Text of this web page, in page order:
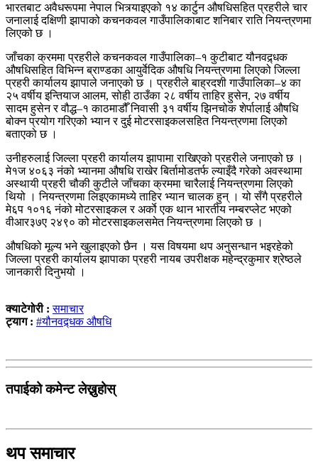
भारतबाट अवैधरूपमा नेपाल भित्र्याइएको १४ कार्टुन औषधिसहित प्रहरीले चार
जनालाई दक्षिणी झापाको कचनकवल गाउँपालिकाबाट शनिबार राति नियन्त्रणमा
लिएको छ ।
जाँचका क्रममा प्रहरीले कचनकवल गाउँपालिका–१ कुटीबाट यौनवद्र्धक
औषधिसहित विभिन्न ब्राण्डका आयुर्वेदिक औषधि नियन्त्रणमा लिएको जिल्ला
प्रहरी कार्यालय झापाले जनाएको छ । प्रहरीले बाह्रदशी गाउँपालिका–४ का
२५ वर्षीय इन्तियाज आलम, सोही ठाउँका २८ वर्षीय ताहिर हुसेन, २७ वर्षीय
सादम हुसेन र वौद्ध–१ काठमाडौँ निवासी ३१ वर्षीय झिनचोक शेर्पालाई औषधि
बोक्न प्रयोग गरिएको भ्यान र दुई मोटरसाइकलसहित नियन्त्रणमा लिएको
बताएको छ ।
उनीहरुलाई जिल्ला प्रहरी कार्यालय झापामा राखिएको प्रहरीले जनाएको छ ।
मे१ज ४०६३ नंको भ्यानमा औषधि राखेर बिर्तामोडतर्फ ल्याइँदै गरेको अवस्थामा
अस्थायी प्रहरी चौकी कुटीले जाँचका क्रममा चारैलाई नियन्त्रणमा लिएको
थियो । नियन्त्रणमा लिइएकामध्ये ताहिर भ्यान चालक हुन् । यो सँगै प्रहरीले
मे६प १०१६ नंको मोटरसाइकल र अर्काे एक थान भारतीय नम्बरप्लेट भएको
वीआर३७ए २४९० को मोटरसाइकलसमेत नियन्त्रणमा लिएको छ ।
औषधिको मूल्य भने खुलाइएको छैन । यस विषयमा थप अनुसन्धान भइरहेको
जिल्ला प्रहरी कार्यालय झापाका प्रहरी नायब उपरीक्षक महेन्द्रकुमार श्रेष्ठले
जानकारी दिनुभयो ।
क्याटेगोरी :समाचार
ट्याग : #यौनवद्र्धक औषधि
तपाईको कमेन्ट लेख्नुहोस्
थप समाचार